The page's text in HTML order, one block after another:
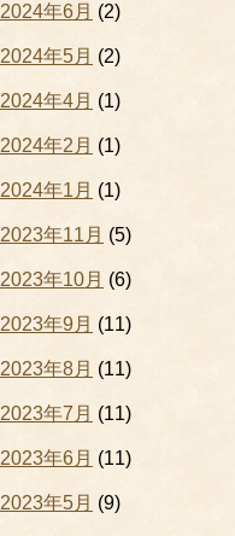
2024年6月 (2)
2024年5月 (2)
2024年4月 (1)
2024年2月 (1)
2024年1月 (1)
2023年11月 (5)
2023年10月 (6)
2023年9月 (11)
2023年8月 (11)
2023年7月 (11)
2023年6月 (11)
2023年5月 (9)